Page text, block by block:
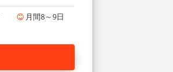
月間8～9日